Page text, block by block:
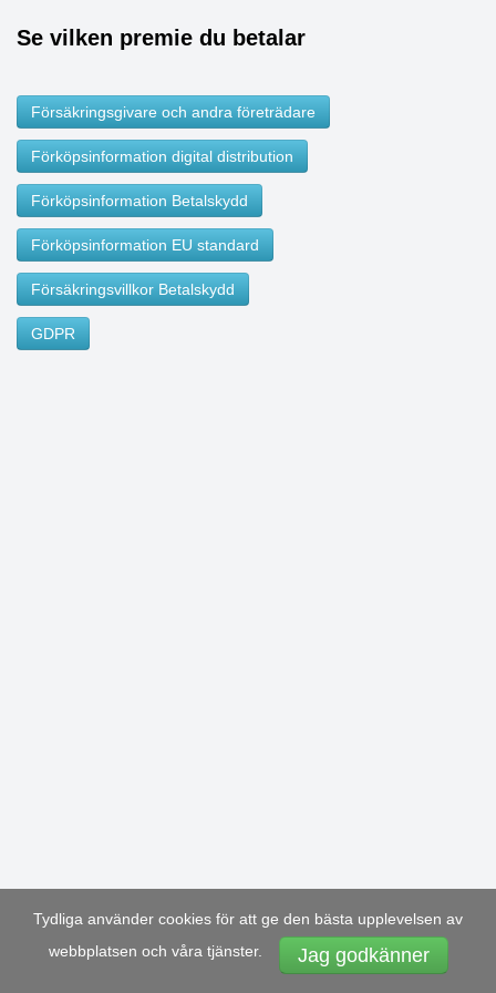
Se vilken premie du betalar
Försäkringsgivare och andra företrädare
Förköpsinformation digital distribution
Förköpsinformation Betalskydd
Förköpsinformation EU standard
Försäkringsvillkor Betalskydd
GDPR
Tydliga använder cookies för att ge den bästa upplevelsen av
webbplatsen och våra tjänster.
Jag godkänner